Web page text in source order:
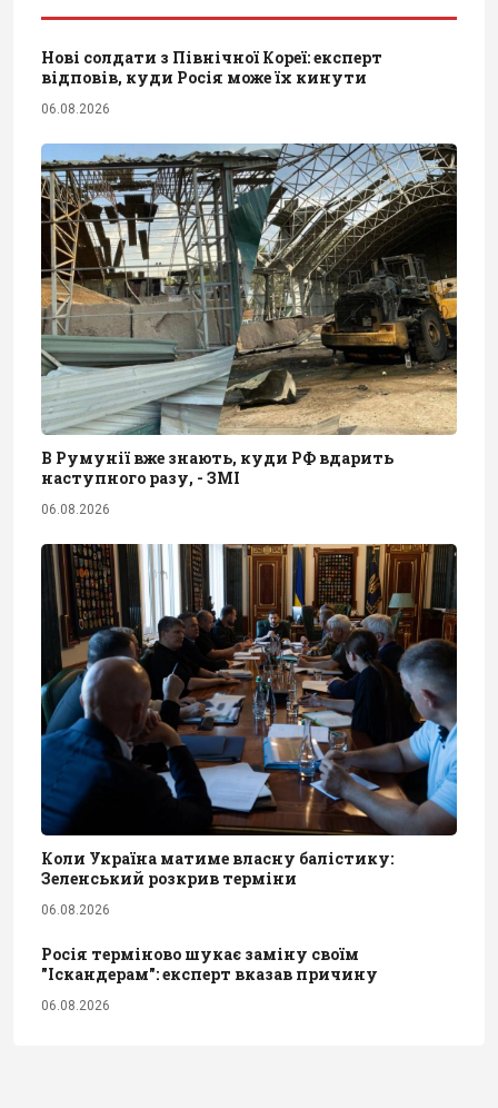
Нові солдати з Північної Кореї: експерт
відповів, куди Росія може їх кинути
06.08.2026
В Румунії вже знають, куди РФ вдарить
наступного разу, - ЗМІ
06.08.2026
Коли Україна матиме власну балістику:
Зеленський розкрив терміни
06.08.2026
Росія терміново шукає заміну своїм
"Іскандерам": експерт вказав причину
06.08.2026